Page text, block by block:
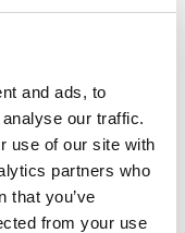
and ads, to
our traffic.
use of our site with
partners who
that you’ve
from your use